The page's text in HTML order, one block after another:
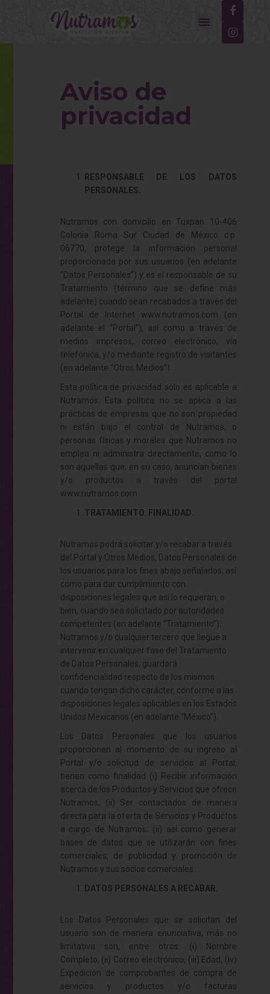
Aviso de
privacidad
RESPONSABLE DE LOS DATOS
PERSONALES.
Nutramos con domicilio en Tuxpan 10-406
Colonia Roma Sur Ciudad de México c.p.
06770, protege la información personal
proporcionada por sus usuarios (en adelante
“Datos Personales”) y es el responsable de su
Tratamiento (término que se define más
adelante) cuando sean recabados a través del
Portal de Internet www.nutramos.com (en
adelante el “Portal”), así como a través de
medios impresos, correo electrónico, vía
telefónica, y/o mediante registro de visitantes
(en adelante “Otros Medios”).
Esta política de privacidad sólo es aplicable a
Nutramos. Esta política no se aplica a las
prácticas de empresas que no son propiedad
ni están bajo el control de Nutramos, o
personas físicas y morales que Nutramos no
emplea ni administra directamente, como lo
son aquellas que, en su caso, anuncian bienes
y/o productos a través del portal
www.nutramos.com
TRATAMIENTO. FINALIDAD.
Nutramos podrá solicitar y/o recabar a través
del Portal y Otros Medios, Datos Personales de
los usuarios para los fines abajo señalados; así
como para dar cumplimiento con
disposiciones legales que así lo requieran, o
bien, cuando sea solicitado por autoridades
competentes (en adelante “Tratamiento”).
Nutramos y/o cualquier tercero que llegue a
intervenir en cualquier fase del Tratamiento
de Datos Personales, guardará
confidencialidad respecto de los mismos
cuando tengan dicho carácter, conforme a las
disposiciones legales aplicables en los Estados
Unidos Mexicanos (en adelante “México”).
Los Datos Personales que los usuarios
proporcionen al momento de su ingreso al
Portal y/o solicitud de servicios al Portal,
tienen como finalidad (i) Recibir información
acerca de los Productos y Servicios que ofrece
Nutramos; (ii) Ser contactados de manera
directa para la oferta de Servicios y Productos
a cargo de Nutramos; (ii) así como generar
bases de datos que se utilizarán con fines
comerciales, de publicidad y promoción de
Nutramos y sus socios comerciales.
DATOS PERSONALES A RECABAR.
Los Datos Personales que se solicitan del
usuario son de manera enunciativa, más no
limitativa son, entre otros: (i) Nombre
Completo, (ii) Correo electrónico, (iii) Edad, (iv)
Expedición de comprobantes de compra de
servicios y productos y/o facturas